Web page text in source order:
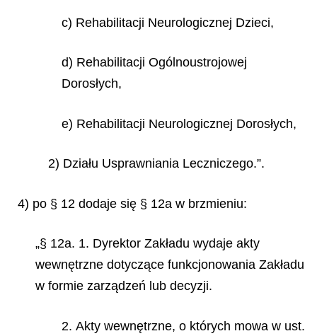
c) Rehabilitacji Neurologicznej Dzieci,
d) Rehabilitacji Ogólnoustrojowej
Dorosłych,
e) Rehabilitacji Neurologicznej Dorosłych,
2) Działu Usprawniania Leczniczego.”.
4) po § 12 dodaje się § 12a w brzmieniu:
„§ 12a. 1. Dyrektor Zakładu wydaje akty
wewnętrzne dotyczące funkcjonowania Zakładu
w formie zarządzeń lub decyzji.
2. Akty wewnętrzne, o których mowa w ust.